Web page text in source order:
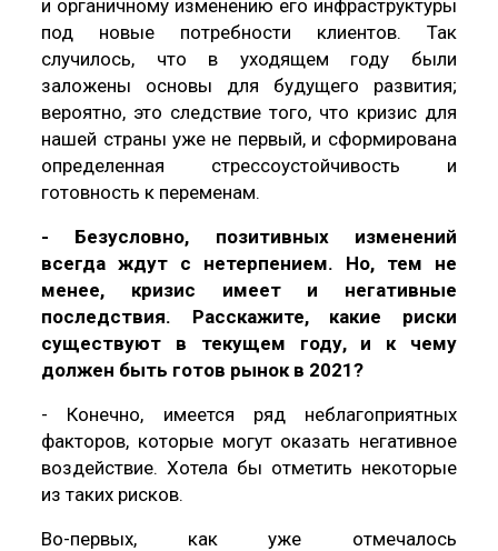
и органичному изменению его инфраструктуры
под новые потребности клиентов. Так
случилось, что в уходящем году были
заложены основы для будущего развития;
вероятно, это следствие того, что кризис для
нашей страны уже не первый, и сформирована
определенная стрессоустойчивость и
готовность к переменам.
- Безусловно, позитивных изменений
всегда ждут с нетерпением. Но, тем не
менее, кризис имеет и негативные
последствия. Расскажите, какие риски
существуют в текущем году, и к чему
должен быть готов рынок в 2021?
- Конечно, имеется ряд неблагоприятных
факторов, которые могут оказать негативное
воздействие. Хотела бы отметить некоторые
из таких рисков.
Во-первых, как уже отмечалось